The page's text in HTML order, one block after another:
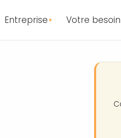
Entreprise ▼ Votre besoin